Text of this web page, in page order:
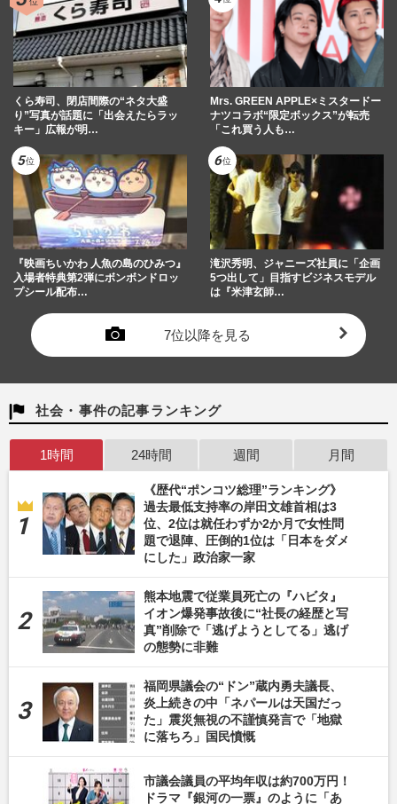
くら寿司、閉店間際の“ネタ大盛
り”写真が話題に「出会えたらラッ
キー」広報が明…
Mrs. GREEN APPLE×ミスタードー
ナツコラボ“限定ボックス”が転売
「これ買う人も…
『映画ちいかわ 人魚の島のひみつ』
入場者特典第2弾にボンボンドロッ
プシール配布…
滝沢秀明、ジャニーズ社員に「企画
5つ出して」目指すビジネスモデル
は『米津玄師…
7位以降を見る
社会・事件の記事ランキング
1時間 24時間 週間 月間
《歴代“ポンコツ総理”ランキング》
過去最低支持率の岸田文雄首相は3
位、2位は就任わずか2か月で女性問
題で退陣、圧倒的1位は「日本をダメ
にした」政治家一家
熊本地震で従業員死亡の『ハビタ』
イオン爆発事故後に“社長の経歴と写
真”削除で「逃げようとしてる」逃げ
の態勢に非難
福岡県議会の“ドン”蔵内勇夫議長、
炎上続きの中「ネパールは天国だっ
た」震災無視の不謹慎発言で「地獄
に落ちろ」国民憤慨
市議会議員の平均年収は約700万円！
ドラマ『銀河の一票』のように「あ